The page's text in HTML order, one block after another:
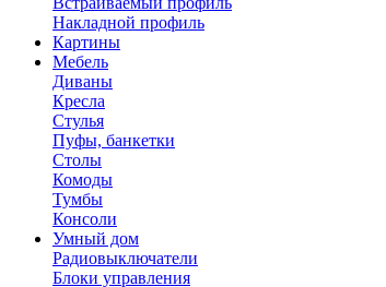
Накладной профиль
Картины
Мебель
Диваны
Кресла
Стулья
Пуфы, банкетки
Столы
Комоды
Тумбы
Консоли
Умный дом
Радиовыключатели
Блоки управления